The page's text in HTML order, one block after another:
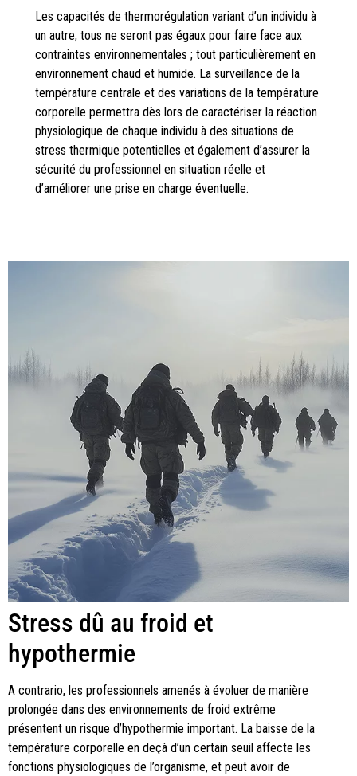
Les capacités de thermorégulation variant d’un individu à
un autre, tous ne seront pas égaux pour faire face aux
contraintes environnementales ; tout particulièrement en
environnement chaud et humide. La surveillance de la
température centrale et des variations de la température
corporelle permettra dès lors de caractériser la réaction
physiologique de chaque individu à des situations de
stress thermique potentielles et également d’assurer la
sécurité du professionnel en situation réelle et
d’améliorer une prise en charge éventuelle.
Stress dû au froid et
hypothermie
A contrario, les professionnels amenés à évoluer de manière
prolongée dans des environnements de froid extrême
présentent un risque d’hypothermie important. La baisse de la
température corporelle en deçà d’un certain seuil affecte les
fonctions physiologiques de l’organisme, et peut avoir de